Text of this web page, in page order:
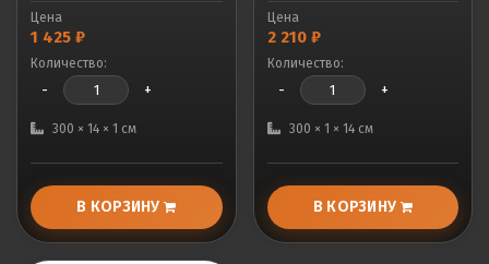
WOOD NATURE
Цена
1 425 ₽
Количество:
- +
300 × 14 × 1 см
В КОРЗИНУ
EXTRUSION WALNUT
Цена
2 210 ₽
Количество:
- +
300 × 1 × 14 см
В КОРЗИНУ